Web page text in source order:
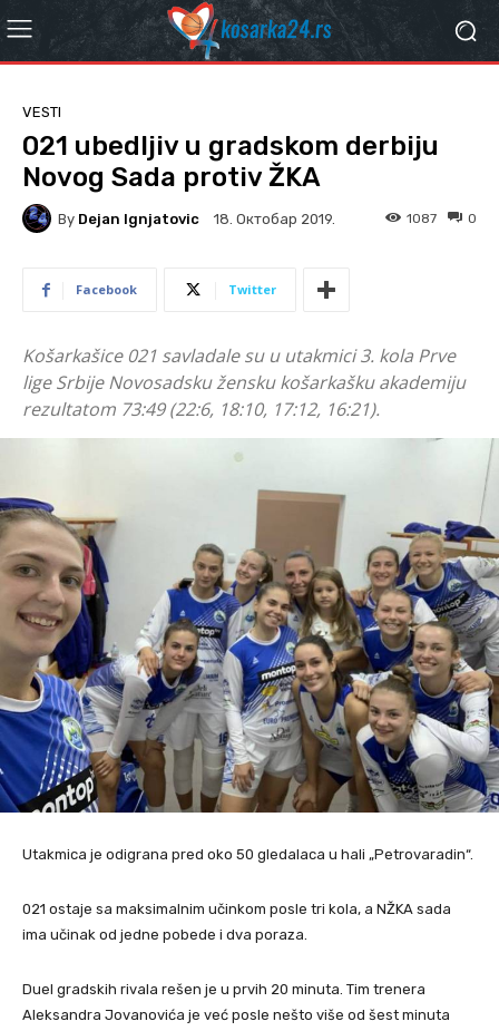
VESTI
021 ubedljiv u gradskom derbiju
Novog Sada protiv ŽKA
By Dejan Ignjatovic 18. Октобар 2019. 0
1087
Facebook Twitter
Košarkašice 021 savladale su u utakmici 3. kola Prve
lige Srbije Novosadsku žensku košarkašku akademiju
rezultatom 73:49 (22:6, 18:10, 17:12, 16:21).
Utakmica je odigrana pred oko 50 gledalaca u hali „Petrovaradin“.
021 ostaje sa maksimalnim učinkom posle tri kola, a NŽKA sada
ima učinak od jedne pobede i dva poraza.
Duel gradskih rivala rešen je u prvih 20 minuta. Tim trenera
Aleksandra Jovanovića je već posle nešto više od šest minuta